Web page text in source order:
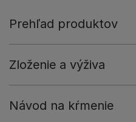
Prehľad produktov
Zloženie a výživa
Návod na kŕmenie